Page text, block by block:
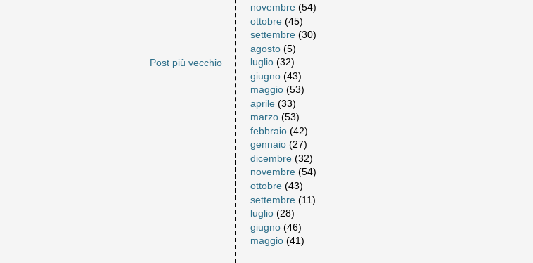
Post più vecchio
novembre (54)
ottobre (45)
settembre (30)
agosto (5)
luglio (32)
giugno (43)
maggio (53)
aprile (33)
marzo (53)
febbraio (42)
gennaio (27)
dicembre (32)
novembre (54)
ottobre (43)
settembre (11)
luglio (28)
giugno (46)
maggio (41)